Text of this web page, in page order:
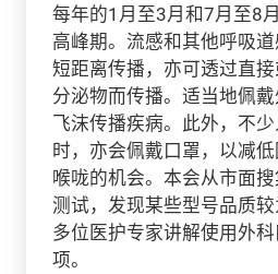
每年的1月至3月和7月至8
高峰期。流感和其他呼吸
短距离传播，亦可透过直
分泌物而传播。适当地佩
飞沫传播疾病。此外，不
时，亦会佩戴口罩，以减
喉咙的机会。本会从市面
测试，发现某些型号品质
多位医护专家讲解使用外
项。